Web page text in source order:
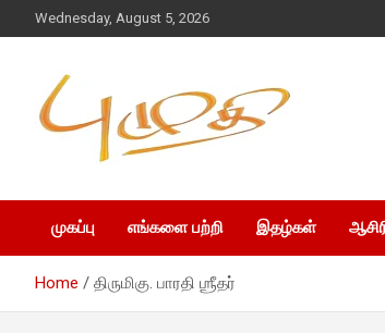
Wednesday, August 5, 2026
முகப்பு எங்களை பற்றி இதழ்கள்
Home திருமிகு. பாரதி ஶ்ரீதர்